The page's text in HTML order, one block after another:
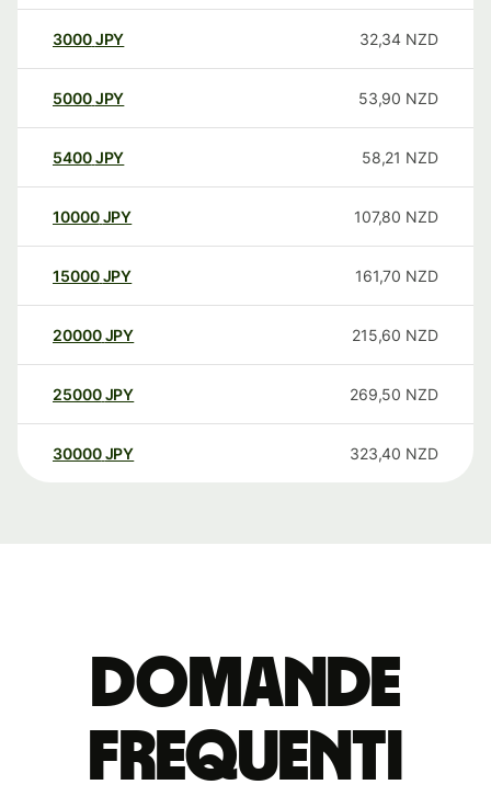
3000JPY 32,34 NZD
5000JPY 53,90 NZD
5400JPY 58,21 NZD
10000 JPY 107,80 NZD
15000 JPY 161,70 NZD
20000 JPY 215,60 NZD
25000 JPY 269,50 NZD
30000 JPY 323,40 NZD
Domande
Frequenti